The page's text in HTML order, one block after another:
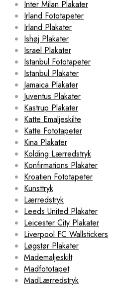
Inter Milan Plakater
Irland Fototapeter
Irland Plakater
Ishøj Plakater
Israel Plakater
Istanbul Fototapeter
Istanbul Plakater
Jamaica Plakater
Juventus Plakater
Kastrup Plakater
Katte Emaljeskilte
Katte Fototapeter
Kina Plakater
Kolding Lærredstryk
Konfirmations Plakater
Kroatien Fototapeter
Kunsttryk
Lærredstryk
Leeds United Plakater
Leicester City Plakater
Liverpool FC Wallstickers
Løgstør Plakater
Mademaljeskilt
Madfototapet
MadLærredstryk